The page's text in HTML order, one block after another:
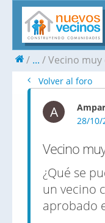
... Vecino
Volver al foro
A
28/10/
Vecino
¿Qué se
un vecino
aprobado